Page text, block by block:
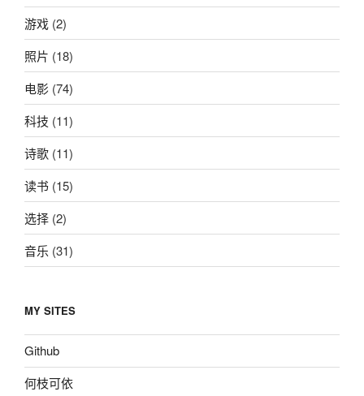
游戏 (2)
照片 (18)
电影 (74)
科技 (11)
诗歌 (11)
读书 (15)
选择 (2)
音乐 (31)
MY SITES
Github
何枝可依